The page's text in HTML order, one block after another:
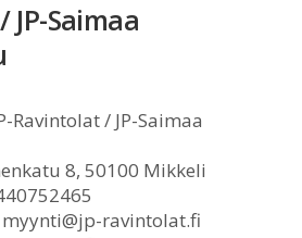
JP-Saimaa
Ravintolat / JP-Saimaa
8, 50100 Mikkeli
myynti@jp-ravintolat.fi